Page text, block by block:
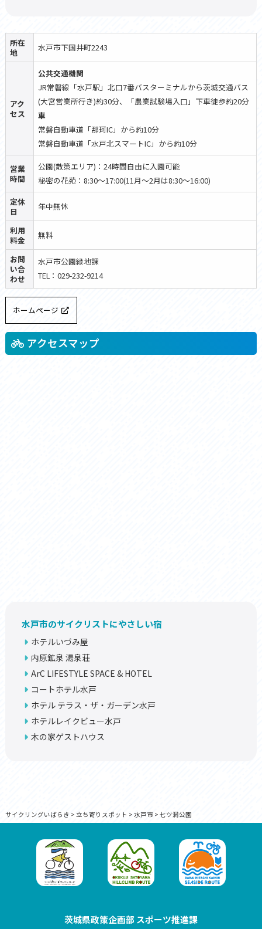
所在
地
水戸市下国井町2243
アク
セス
公共交通機関
JR常磐線「水戸駅」北口7番バスターミナルから茨城交通バス
(大宮営業所行き)約30分、「農業試験場入口」下車徒歩約20分
車
常磐自動車道「那珂IC」から約10分
常磐自動車道「水戸北スマートIC」から約10分
営業
時間
公園(散策エリア)：24時間自由に入園可能
秘密の花苑：8:30〜17:00(11月〜2月は8:30〜16:00)
定休
日
年中無休
利用
料金
無料
お問
い合
わせ
水戸市公園緑地課
TEL：029-232-9214
ホームページ
アクセスマップ
水戸市のサイクリストにやさしい宿
ホテルいづみ屋
内原鉱泉 湯泉荘
ArC LIFESTYLE SPACE & HOTEL
コートホテル水戸
ホテル テラス・ザ・ガーデン水戸
ホテルレイクビュー水戸
木の家ゲストハウス
サイクリングいばらき > 立ち寄りスポット > 水戸市> 七ツ洞公園
茨城県政策企画部 スポーツ推進課